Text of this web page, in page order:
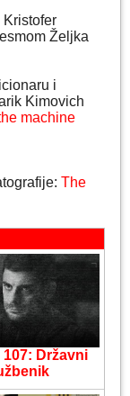
Željka
i
Kimovich
machine
The
Državni